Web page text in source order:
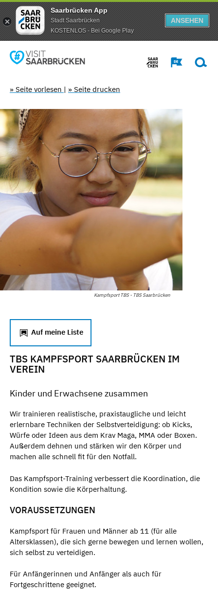
Saarbrücken App
Stadt Saarbrücken
KOSTENLOS - Bei Google Play
ANSEHEN
» Seite vorlesen | » Seite drucken
Kampfsport TBS - TBS Saarbrücken
Auf meine Liste
TBS KAMPFSPORT SAARBRÜCKEN IM
VEREIN
Kinder und Erwachsene zusammen
Wir trainieren realistische, praxistaugliche und leicht
erlernbare Techniken der Selbstverteidigung: ob Kicks,
Würfe oder Ideen aus dem Krav Maga, MMA oder Boxen.
Außerdem dehnen und stärken wir den Körper und
machen alle schnell fit für den Notfall.
Das Kampfsport-Training verbessert die Koordination, die
Kondition sowie die Körperhaltung.
VORAUSSETZUNGEN
Kampfsport für Frauen und Männer ab 11 (für alle
Altersklassen), die sich gerne bewegen und lernen wollen,
sich selbst zu verteidigen.
Für Anfängerinnen und Anfänger als auch für
Fortgeschrittene geeignet.